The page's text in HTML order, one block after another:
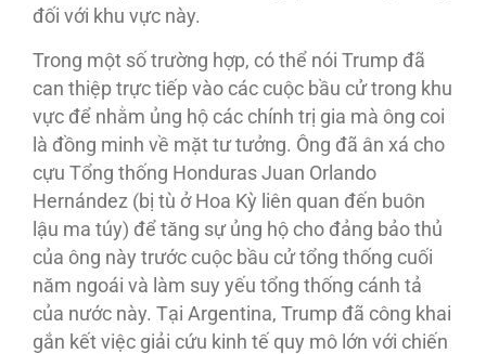
đối với khu vực này.
Trong một số trường hợp, có thể nói Trump đã
can thiệp trực tiếp vào các cuộc bầu cử trong khu
vực để nhằm ủng hộ các chính trị gia mà ông coi
là đồng minh về mặt tư tưởng. Ông đã ân xá cho
cựu Tổng thống Honduras Juan Orlando
Hernández (bị tù ở Hoa Kỳ liên quan đến buôn
lậu ma túy) để tăng sự ủng hộ cho đảng bảo thủ
của ông này trước cuộc bầu cử tổng thống cuối
năm ngoái và làm suy yếu tổng thống cánh tả
của nước này. Tại Argentina, Trump đã công khai
gắn kết việc giải cứu kinh tế quy mô lớn với chiến